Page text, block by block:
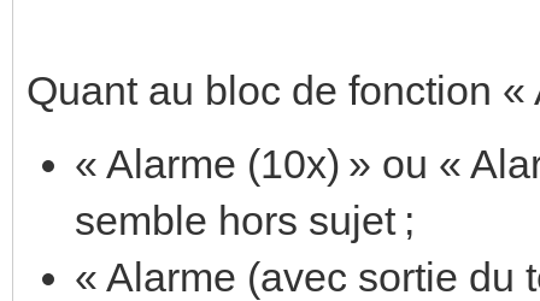
Quant au bloc de fonction «
« Alarme (10x) » ou «
semble hors sujet ;
« Alarme (avec sortie du